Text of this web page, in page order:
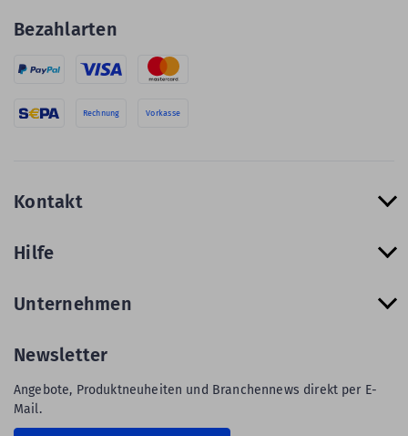
Bezahlarten
Rechnung Vorkasse
Kontakt
Hilfe
Unternehmen
Newsletter
Angebote, Produktneuheiten und Branchennews direkt per E-
Mail.